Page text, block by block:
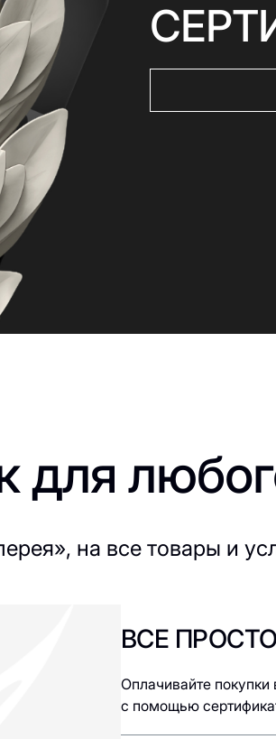
для
на все товары и
ВСЕ ПРОСТО
Оплачивайте
с помощью